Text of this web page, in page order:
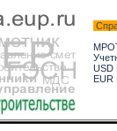
USD
EUR